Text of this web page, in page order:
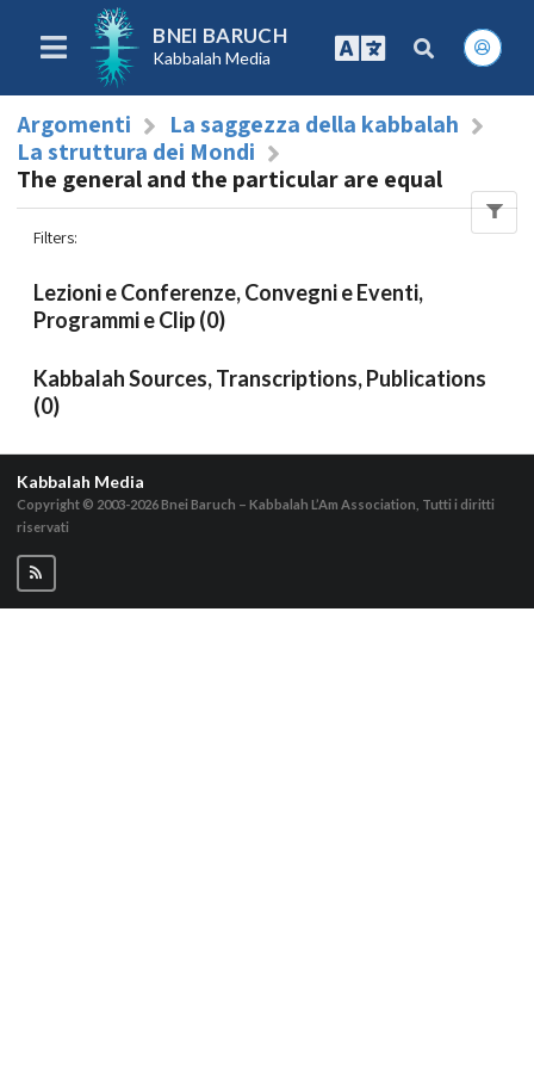
BNEI BARUCH
Kabbalah Media
Argomenti
La saggezza della kabbalah
La struttura dei Mondi
The general and the particular are equal
Filters:
Lezioni e Conferenze, Convegni e Eventi,
Programmi e Clip (0)
Kabbalah Sources, Transcriptions, Publications
(0)
Kabbalah Media
Copyright © 2003-2026Bnei Baruch – Kabbalah L’Am Association, Tutti i diritti
riservati